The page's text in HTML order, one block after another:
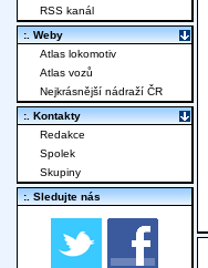
RSS kanál
:. Weby
Atlas lokomotiv
Atlas vozů
Nejkrásnější nádraží ČR
:. Kontakty
Redakce
Spolek
Skupiny
:. Sledujte nás